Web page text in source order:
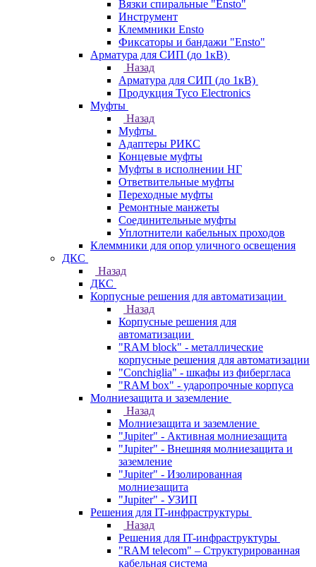
Вязки спиральные "Ensto"
Инструмент
Клеммники Ensto
Фиксаторы и бандажи "Ensto"
Арматура для СИП (до 1кВ)
Назад
Арматура для СИП (до 1кВ)
Продукция Tyco Electronics
Муфты
Назад
Муфты
Адаптеры РИКС
Концевые муфты
Муфты в исполнении НГ
Ответвительные муфты
Переходные муфты
Ремонтные манжеты
Соединительные муфты
Уплотнители кабельных проходов
Клеммники для опор уличного освещения
ДКС
Назад
ДКС
Корпусные решения для автоматизации
Назад
Корпусные решения для
автоматизации
"RAM block" - металлические
корпусные решения для автоматизации
"Conchiglia" - шкафы из фибергласа
"RAM box" - ударопрочные корпуса
Молниезащита и заземление
Назад
Молниезащита и заземление
"Jupiter" - Активная молниезащита
"Jupiter" - Внешняя молниезащита и
заземление
"Jupiter" - Изолированная
молниезащита
"Jupiter" - УЗИП
Решения для IT-инфраструктуры
Назад
Решения для IT-инфраструктуры
"RAM telecom" – Структурированная
кабельная система